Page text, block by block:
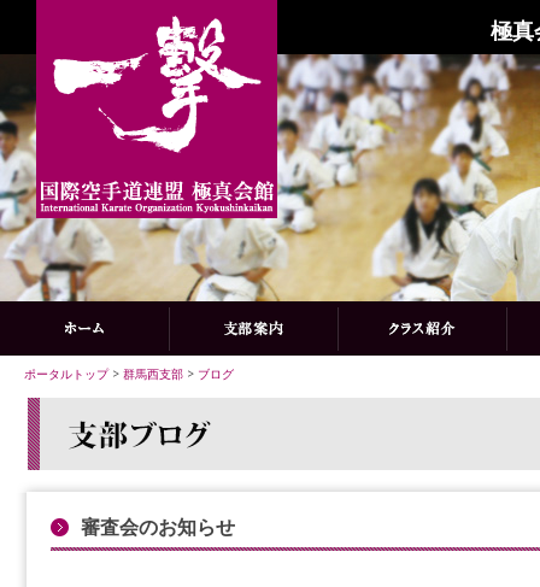
極真
ポータルトップ> 群馬西支部 > ブログ
審査会のお知らせ